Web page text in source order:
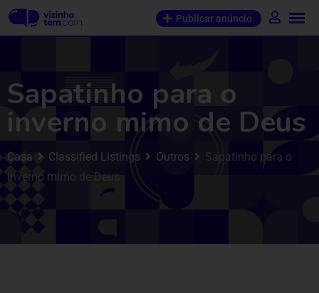
Publicar anúncio
Sapatinho para o
inverno mimo de Deus
Casa Classified Listings Outros
Sapatinho para o
inverno mimo de Deus